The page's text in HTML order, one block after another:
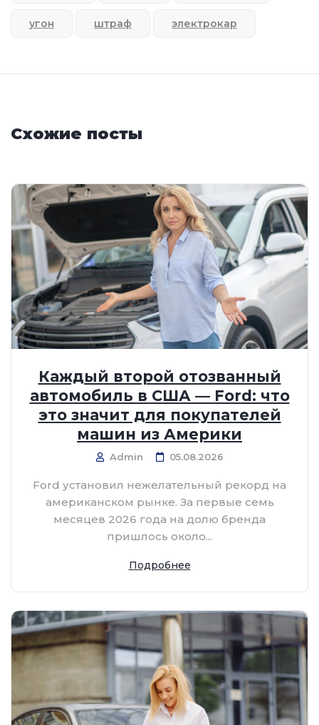
угон штраф электрокар
Схожие посты
Каждый второй отозванный
автомобиль в США — Ford: что
это значит для покупателей
машин из Америки
Admin 05.08.2026
Ford установил нежелательный рекорд на
американском рынке. За первые семь
месяцев 2026 года на долю бренда
пришлось около...
Подробнее